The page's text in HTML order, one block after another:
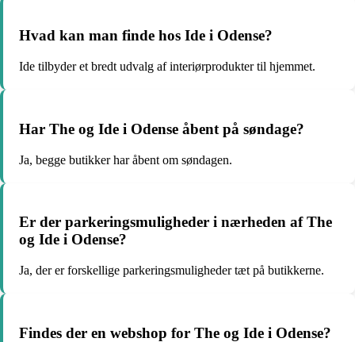
Hvad kan man finde hos Ide i Odense?
Ide tilbyder et bredt udvalg af interiørprodukter til hjemmet.
Har The og Ide i Odense åbent på søndage?
Ja, begge butikker har åbent om søndagen.
Er der parkeringsmuligheder i nærheden af The
og Ide i Odense?
Ja, der er forskellige parkeringsmuligheder tæt på butikkerne.
Findes der en webshop for The og Ide i Odense?